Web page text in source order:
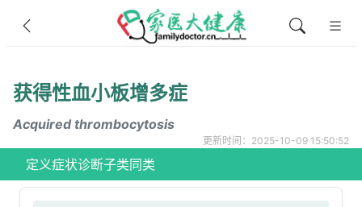
获得性血小板增多症
Acquired thrombocytosis
更新时间：2025-10-09 15:50:52
定义症状诊断子类同类